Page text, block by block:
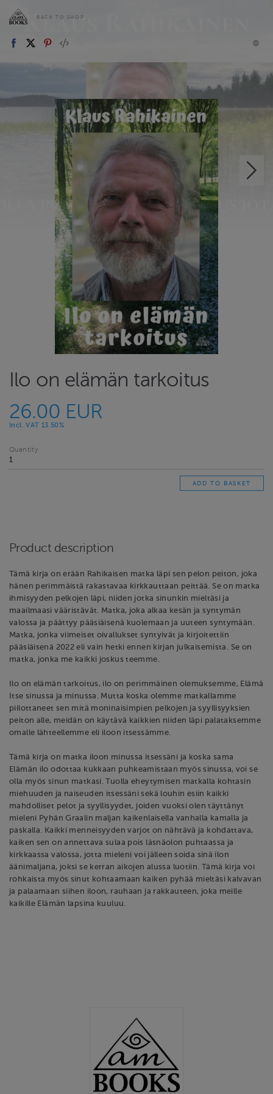
BACK TO SHOP
Ilo on elämän tarkoitus
26.00 EUR
Incl. VAT 13.50%
Quantity
Product description
Tämä kirja on erään Rahikaisen matka läpi sen pelon peiton, joka
hänen perimmäistä rakastavaa kirkkauttaan peittää. Se on matka
ihmisyyden pelkojen läpi, niiden jotka sinunkin mieltäsi ja
maailmaasi vääristävät. Matka, joka alkaa kesän ja syntymän
valossa ja päättyy pääsiäisenä kuolemaan ja uuteen syntymään.
Matka, jonka viimeiset oivallukset syntyivät ja kirjoitettiin
pääsiäisenä 2022 eli vain hetki ennen kirjan julkaisemista. Se on
matka, jonka me kaikki joskus teemme.
Ilo on elämän tarkoitus, ilo on perimmäinen olemuksemme, Elämä
Itse sinussa ja minussa. Mutta koska olemme matkallamme
piilottaneet sen mitä moninaisimpien pelkojen ja syyllisyyksien
peiton alle, meidän on käytävä kaikkien niiden läpi palataksemme
omalle lähteellemme eli iloon itsessämme.
Tämä kirja on matka iloon minussa itsessäni ja koska sama
Elämän ilo odottaa kukkaan puhkeamistaan myös sinussa, voi se
olla myös sinun matkasi. Tuolla eheytymisen matkalla kohtasin
miehuuden ja naiseuden itsessäni sekä louhin esiin kaikki
mahdolliset pelot ja syyllisyydet, joiden vuoksi olen täyttänyt
mieleni Pyhän Graalin maljan kaikenlaisella vanhalla kamalla ja
paskalla. Kaikki menneisyyden varjot on nähtävä ja kohdattava,
kaiken sen on annettava sulaa pois läsnäolon puhtaassa ja
kirkkaassa valossa, jotta mieleni voi jälleen soida sinä ilon
äänimaljana, joksi se kerran aikojen alussa luotiin. Tämä kirja voi
rohkaista myös sinut kohtaamaan kaiken pyhää mieltäsi kalvavan
ja palaamaan siihen iloon, rauhaan ja rakkauteen, joka meille
kaikille Elämän lapsina kuuluu.